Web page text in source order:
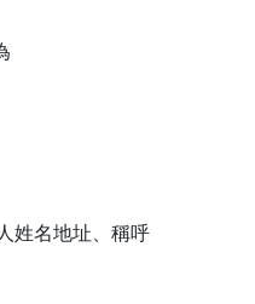
姓名地址、稱呼